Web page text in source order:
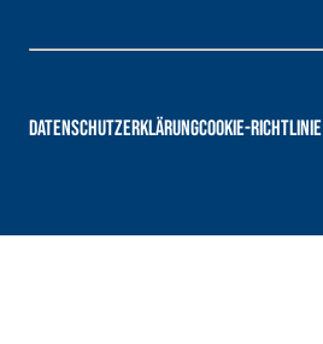
DATENSCHUTZERKLÄRUNGCOOKIE-RICHTLINIE